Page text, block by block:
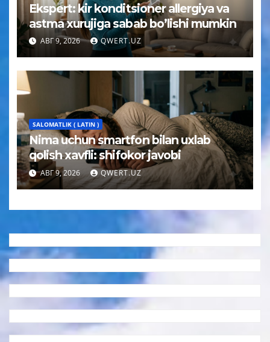
Ekspert: kir konditsioner allergiya va
astma xurujiga sabab bo’lishi mumkin
АВГ 9, 2026 QWERT.UZ
SALOMATLIK ( LATIN )
Nima uchun smartfon bilan uxlab
qolish xavfli: shifokor javobi
АВГ 9, 2026 QWERT.UZ